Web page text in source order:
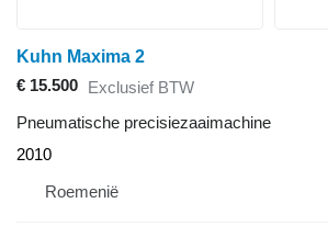
Kuhn Maxima 2
€ 15.500 Exclusief BTW
Pneumatische precisiezaaimachine
2010
Roemenië